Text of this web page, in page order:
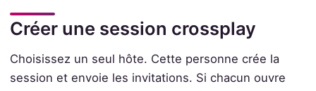
Créer une session crossplay
Choisissez un seul hôte. Cette personne crée la
session et envoie les invitations. Si chacun ouvre